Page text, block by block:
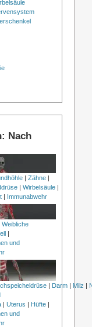
Nach
| Zähne|
Wirbelsäule
Immunabwehr
Weibliche
|
und
| Darm | Milz |
| Uterus | Hüfte|
und